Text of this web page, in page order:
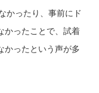
かったり、事前にド
かったことで、試着
かったという声が多